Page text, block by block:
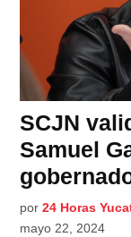
SCJN
Samuel
por 24 Horas
mayo 22, 2024